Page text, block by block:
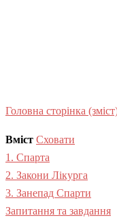
Головна сторінка
Вміст Сховати
1. Спарта
2. Закони Лікурга
3. Занепад Спарти
Запитання та завдання